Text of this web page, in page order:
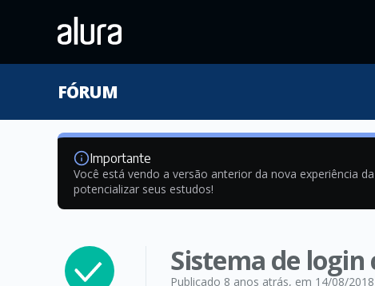
FÓRUM
Importante
Você está vendo a versão anterior da nova experiência
potencializar seus estudos!
Sistema de login
Publicado 8 anos atrás, em 14/08/2018